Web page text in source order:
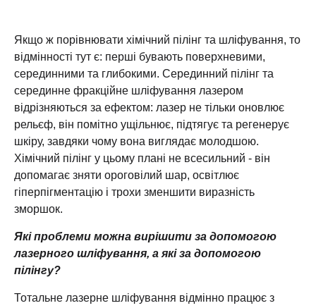
Якщо ж порівнювати хімічний пілінг та шліфування, то
відмінності тут є: перші бувають поверхневими,
серединними та глибокими. Серединний пілінг та
серединне фракційне шліфування лазером
відрізняються за ефектом: лазер не тільки оновлює
рельєф, він помітно ущільнює, підтягує та регенерує
шкіру, завдяки чому вона виглядає молодшою.
Хімічний пілінг у цьому плані не всесильний - він
допомагає зняти ороговілий шар, освітлює
гіперпігментацію і трохи зменшити виразність
зморшок.
Які проблеми можна вирішити за допомогою
лазерного шліфування, а які за допомогою
пілінгу?
Тотальне лазерне шліфування відмінно працює з